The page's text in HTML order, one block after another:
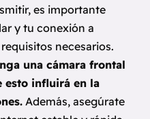
es importante
y tu conexión a
necesarios.
una cámara frontal
esto influirá en la
Además, asegúrate